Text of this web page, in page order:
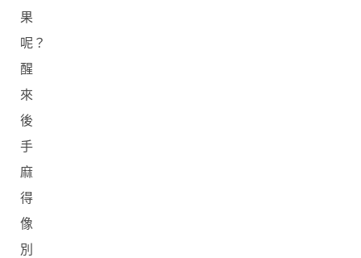
果
呢？
醒
來
後
手
麻
得
像
別